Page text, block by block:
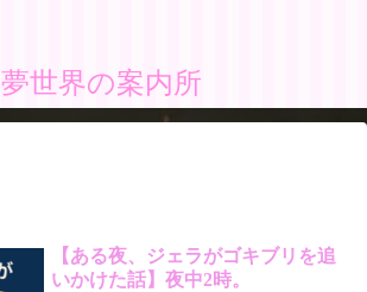
夢世界の案内所
【ある夜、ジェラがゴキブリを追
いかけた話】夜中2時。